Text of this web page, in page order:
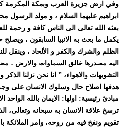
وفي ارض جزيرة العرب وبمكة المكرمة
ابراهيم عليهما السلام ، و مولد الرسول
بعثه الله تعالى الى الناس كافة و رحمة
يكمل ما بعث به الانبيا السابقون ، ويصلح
الظلم والشرك والكفر و الألحاد ، وينقل
اليه مصدرها خالق السماوات والارض ،
التشويهات والاهواء، ” انا نحن نزلنا
هدفها اصلاح حال وسلوك الانسان على
مبادئ رئيسية: اولها: الايمان بالله الواحد
ترسخ علاقة الانسان به سبحانه وتعالى،
تقويم ونفخ فيه من روحه، وامر الملائكة